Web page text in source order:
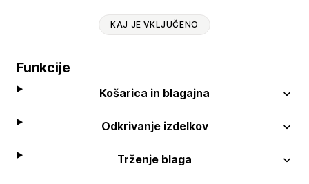
KAJ JE VKLJUČENO
Funkcije
Košarica in blagajna
Odkrivanje izdelkov
Trženje blaga